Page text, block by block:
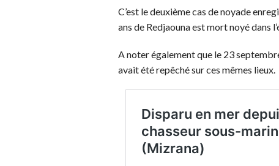
C’est le deuxième cas de noyade
ans de Redjaouna est mort noyé dans
A noter également que le 23
avait été repêché sur ces mêmes lieux.